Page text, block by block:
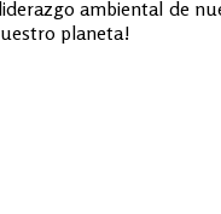
ambiental de
planeta!